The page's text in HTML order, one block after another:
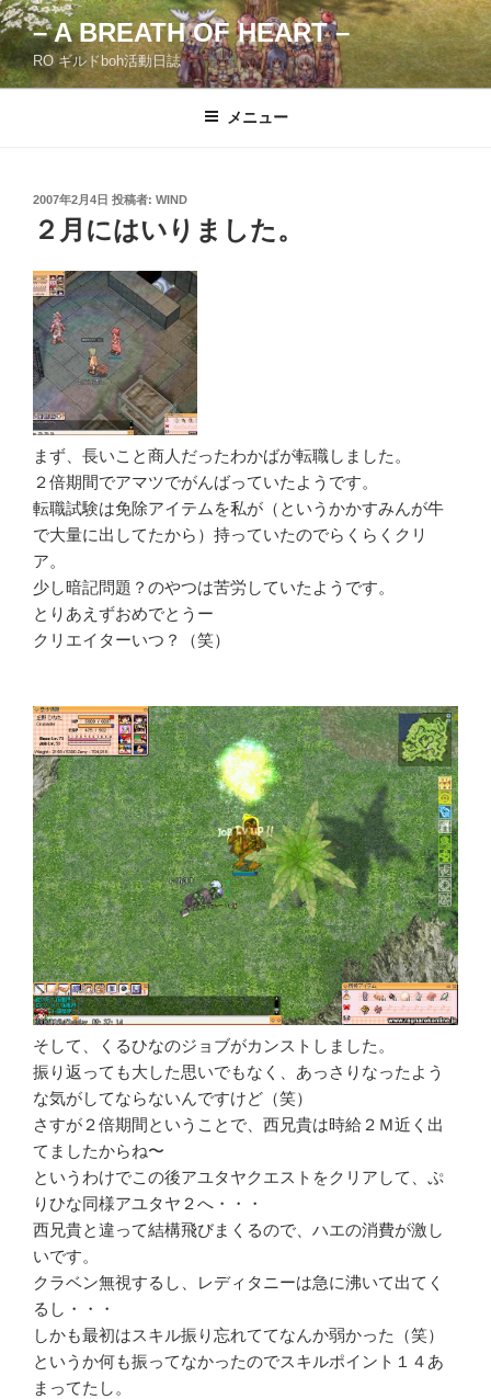
コ
ン
テ
ン
– A BREATH OF HEART –
RO ギルドboh活動日誌
メニュー
投
稿
日:
2007年2月4日 投稿者: WIND
２月にはいりました。
まず、長いこと商人だったわかばが転職しました。
２倍期間でアマツでがんばっていたようです。
転職試験は免除アイテムを私が（というかかすみんが牛
で大量に出してたから）持っていたのでらくらくクリ
ア。
少し暗記問題？のやつは苦労していたようです。
とりあえずおめでとうー
クリエイターいつ？（笑）
そして、くるひなのジョブがカンストしました。
振り返っても大した思いでもなく、あっさりなったよう
な気がしてならないんですけど（笑）
さすが２倍期間ということで、西兄貴は時給２Ｍ近く出
てましたからね〜
というわけでこの後アユタヤクエストをクリアして、ぷ
りひな同様アユタヤ２へ・・・
西兄貴と違って結構飛びまくるので、ハエの消費が激し
いです。
クラベン無視するし、レディタニーは急に沸いて出てく
るし・・・
しかも最初はスキル振り忘れててなんか弱かった（笑）
というか何も振ってなかったのでスキルポイント１４あ
まってたし。